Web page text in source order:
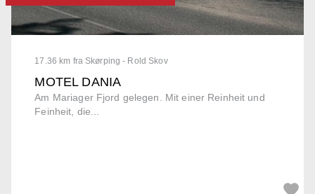
17.36 km fra Skørping - Rold Skov
MOTEL DANIA
Am Mariager Fjord gelegen. Mit einer Reinheit und
Feinheit, die...